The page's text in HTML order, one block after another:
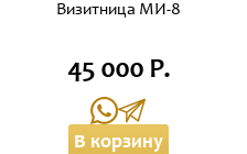
Визитница МИ-8
45 000 Р.
В корзину